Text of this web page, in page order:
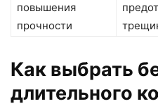
повышения
прочности
Как выбрать
длительного